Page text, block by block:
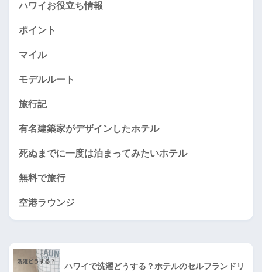
ハワイお役立ち情報
ポイント
マイル
モデルルート
旅行記
有名建築家がデザインしたホテル
死ぬまでに一度は泊まってみたいホテル
無料で旅行
空港ラウンジ
ハワイで洗濯どうする？ホテルのセルフランドリ